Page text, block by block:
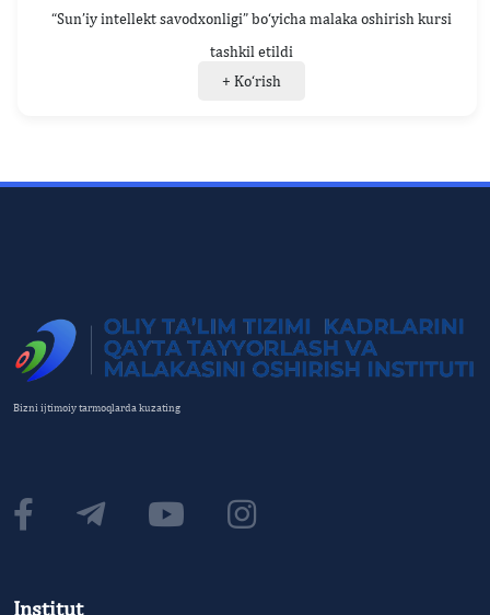
“Sun’iy intellekt savodxonligi” bo‘yicha malaka oshirish kursi
tashkil etildi
+ Ko‘rish
Bizni ijtimoiy tarmoqlarda kuzating
Institut